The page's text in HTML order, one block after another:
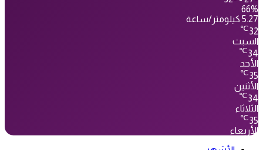
66%
5.27 كيلومتر/ساعة
32
℃
السبت
34
℃
الأحد
35
℃
الأثنين
34
℃
الثلاثاء
35
℃
الأربعاء